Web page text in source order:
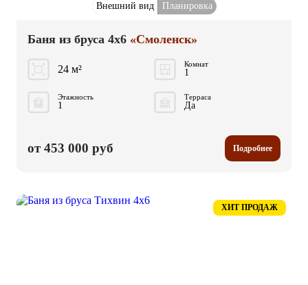
Внешний вид Планировка
Баня из бруса 4x6 «Смоленск»
24 м² Комнат
1
Этажность
1
Терраса
Да
от 453 000 руб Подробнее
ХИТ ПРОДАЖ